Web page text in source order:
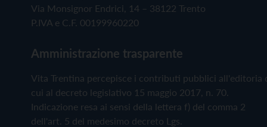
Via Monsignor Endrici, 14 – 38122 Trento
P.IVA e C.F. 00199960220
Amministrazione trasparente
Vita Trentina percepisce i contributi pubblici all'editoria
cui al decreto legislativo 15 maggio 2017, n. 70.
Indicazione resa ai sensi della lettera f) del comma 2
dell'art. 5 del medesimo decreto Lgs.